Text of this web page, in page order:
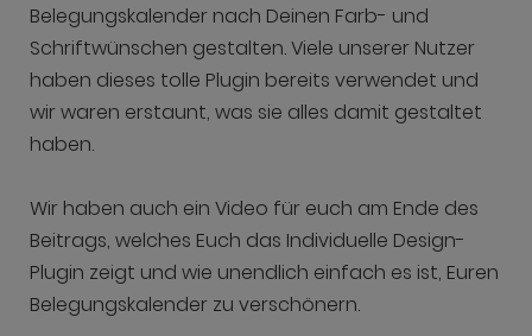
Belegungskalender nach Deinen Farb- und
Schriftwünschen gestalten. Viele unserer Nutzer
haben dieses tolle Plugin bereits verwendet und
wir waren erstaunt, was sie alles damit gestaltet
haben.
Wir haben auch ein Video für euch am Ende des
Beitrags, welches Euch das Individuelle Design-
Plugin zeigt und wie unendlich einfach es ist, Euren
Belegungskalender zu verschönern.